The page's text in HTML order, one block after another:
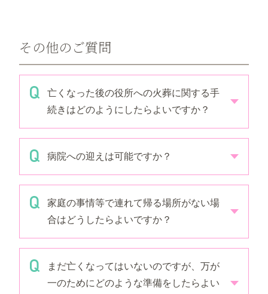
その他のご質問
亡くなった後の役所への火葬に関する手
続きはどのようにしたらよいですか？
病院への迎えは可能ですか？
家庭の事情等で連れて帰る場所がない場
合はどうしたらよいですか？
まだ亡くなってはいないのですが、万が
一のためにどのような準備をしたらよい